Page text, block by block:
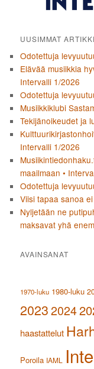
UUSIMMAT
Odotettuja
Elävää musiikkia
Intervalli 1/2026
Odotettuja
Musiikkiklubi
Tekijänoikeudet ja
Intervalli 1/2026
maailmaan •
Odotettuja
Viisi tapaa sanoa ei
Nyljetään ne
maksavat yhä
AVAINSANAT
1970-luku 1980-luku
20232024
haastattelut
Poroila IAML